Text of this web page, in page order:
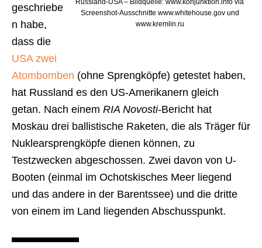
Russland-USA – Bildquelle: www.konjunktion.info via
Screenshot-Ausschnitte www.whitehouse.gov und
www.kremlin.ru
geschriebe
n habe,
dass die
USA zwei
Atombomben (ohne Sprengköpfe) getestet haben,
hat Russland es den US-Amerikanern gleich
getan. Nach einem RIA Novosti-Bericht hat
Moskau drei ballistische Raketen, die als Träger für
Nuklearsprengköpfe dienen können, zu
Testzwecken abgeschossen. Zwei davon von U-
Booten (einmal im Ochotskisches Meer liegend
und das andere in der Barentssee) und die dritte
von einem im Land liegenden Abschusspunkt.